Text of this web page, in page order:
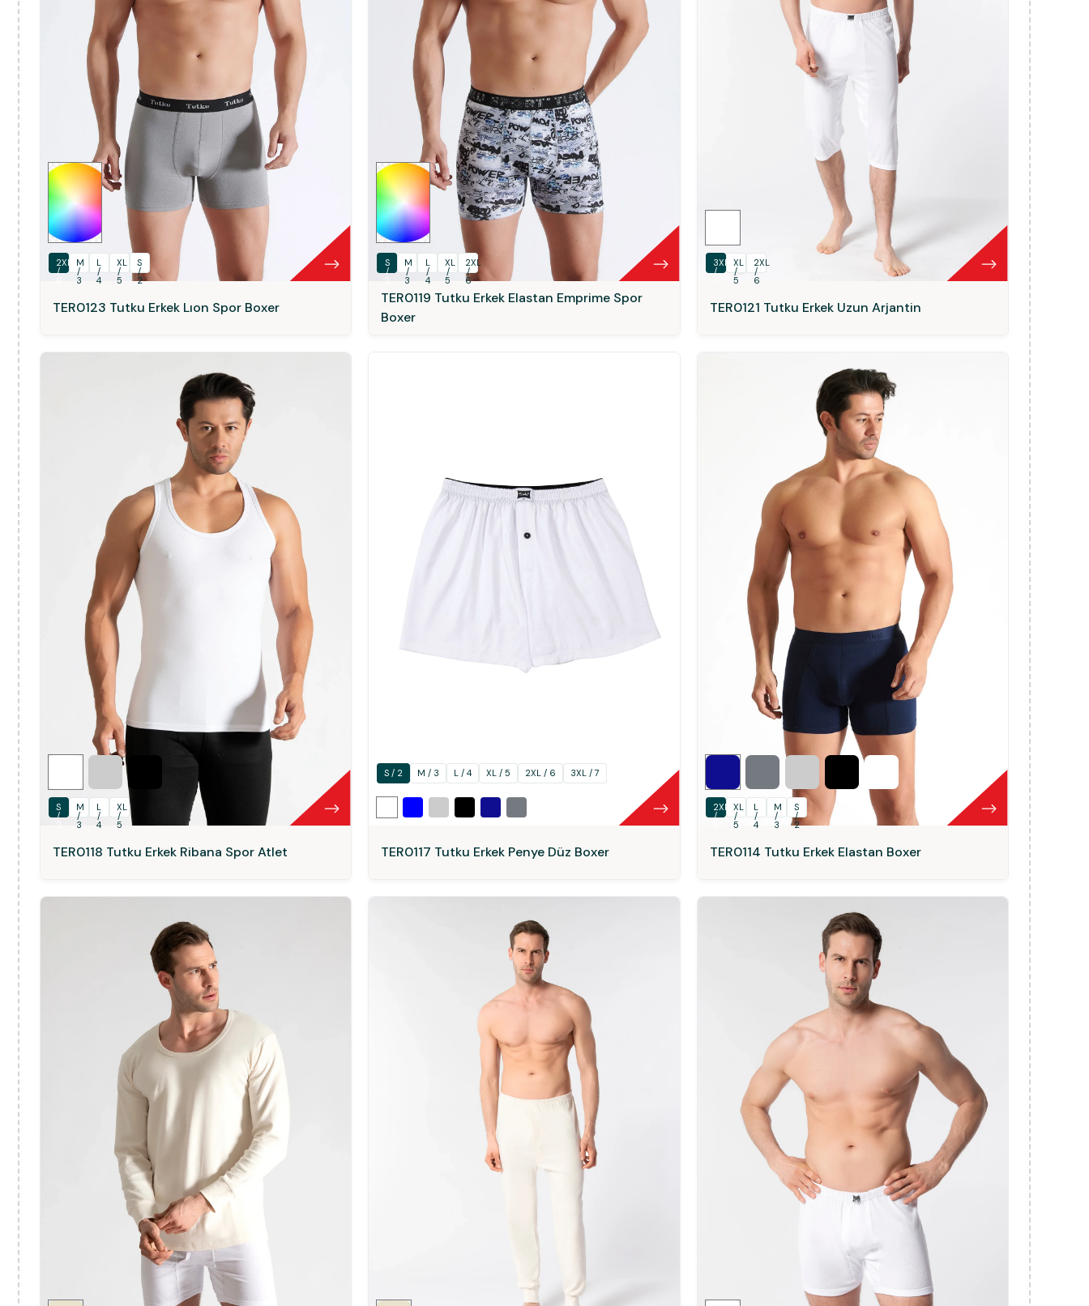
2XL
/
M
/
3
L
/
4
XL
/
5
S
/
2
TER0123 Tutku Erkek Lıon Spor Boxer
S
/
M
/
3
L
/
4
XL
/
5
2XL
/
6
TER0119 Tutku Erkek Elastan Emprime Spor
Boxer
3XL
/
XL
/
5
2XL
/
6
TER0121 Tutku Erkek Uzun Arjantin
S
/
M
/
3
L
/
4
XL
/
5
TER0118 Tutku Erkek Ribana Spor Atlet
S / 2 M / 3 L / 4 XL / 5 2XL / 6 3XL / 7
TER0117 Tutku Erkek Penye Düz Boxer
2XL
/
XL
/
5
L
/
4
M
/
3
S
/
2
TER0114 Tutku Erkek Elastan Boxer